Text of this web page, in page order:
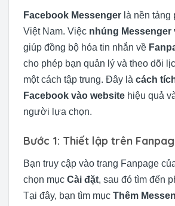
Facebook Messenger là nền tảng
Việt Nam. Việc nhúng Messenger
giúp đồng bộ hóa tin nhắn về
cho phép bạn quản lý và theo dõi
một cách tập trung. Đây là cách
Facebook vào website hiệu quả
người lựa chọn.
Bước 1: Thiết lập trên
Bạn truy cập vào trang Fanpage
chọn mục Cài đặt, sau đó tìm đến
Tại đây, bạn tìm mục Thêm